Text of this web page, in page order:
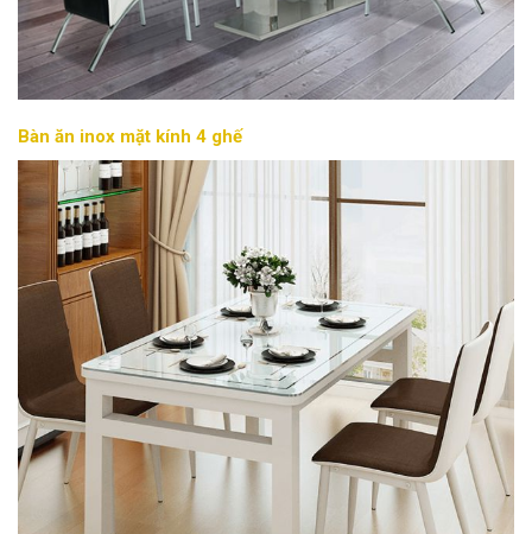
Bàn ăn inox mặt kính 4 ghế